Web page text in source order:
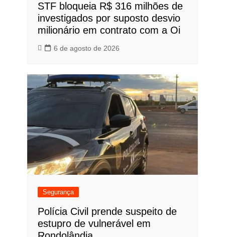
STF bloqueia R$ 316 milhões de
investigados por suposto desvio
milionário em contrato com a Oi
6 de agosto de 2026
Segurança
Polícia Civil prende suspeito de
estupro de vulnerável em